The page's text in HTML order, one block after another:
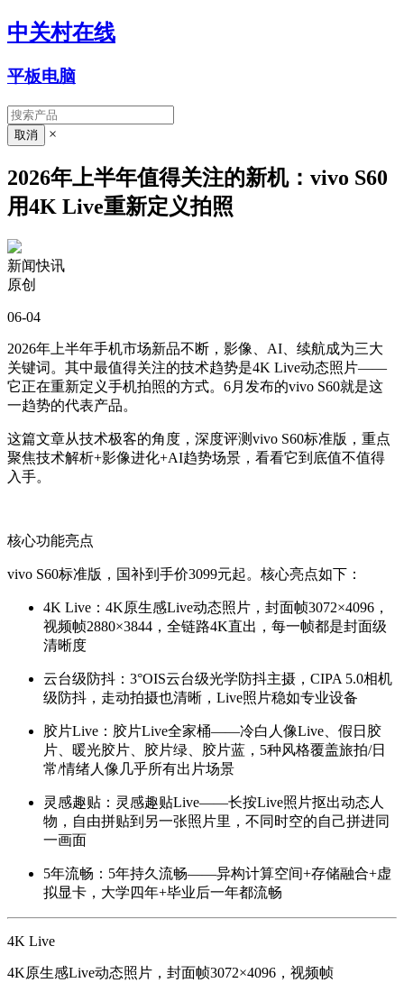
中关村在线
平板电脑
×
2026年上半年值得关注的新机：vivo S60
用4K Live重新定义拍照
新闻快讯
原创
06-04
2026年上半年手机市场新品不断，影像、AI、续航成为三大
关键词。其中最值得关注的技术趋势是4K Live动态照片——
它正在重新定义手机拍照的方式。6月发布的vivo S60就是这
一趋势的代表产品。
这篇文章从技术极客的角度，深度评测vivo S60标准版，重点
聚焦技术解析+影像进化+AI趋势场景，看看它到底值不值得
入手。
核心功能亮点
vivo S60标准版，国补到手价3099元起。核心亮点如下：
4K Live ：4K原生感Live动态照片，封面帧3072×4096，
视频帧2880×3844，全链路4K直出，每一帧都是封面级
清晰度
云台级防抖 ：3°OIS云台级光学防抖主摄，CIPA 5.0相机
级防抖，走动拍摄也清晰，Live照片稳如专业设备
胶片Live ：胶片Live全家桶——冷白人像Live、假日胶
片、暖光胶片、胶片绿、胶片蓝，5种风格覆盖旅拍/日
常/情绪人像几乎所有出片场景
灵感趣贴 ：灵感趣贴Live——长按Live照片抠出动态人
物，自由拼贴到另一张照片里，不同时空的自己拼进同
一画面
5年流畅 ：5年持久流畅——异构计算空间+存储融合+虚
拟显卡，大学四年+毕业后一年都流畅
4K Live
4K原生感Live动态照片，封面帧3072×4096，视频帧